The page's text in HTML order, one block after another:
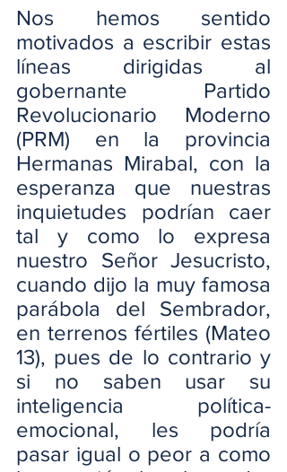
Nos hemos sentido
motivados a escribir estas
líneas dirigidas al
gobernante Partido
Revolucionario Moderno
(PRM) en la provincia
Hermanas Mirabal, con la
esperanza que nuestras
inquietudes podrían caer
tal y como lo expresa
nuestro Señor Jesucristo,
cuando dijo la muy famosa
parábola del Sembrador,
en terrenos fértiles (Mateo
13), pues de lo contrario y
si no saben usar su
inteligencia política-
emocional, les podría
pasar igual o peor a como